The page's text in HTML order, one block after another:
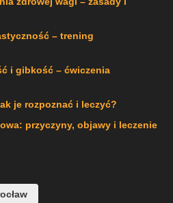
– trening
i gibkość – ćwiczenia
je rozpoznać i leczyć?
przyczyny, objawy i leczenie